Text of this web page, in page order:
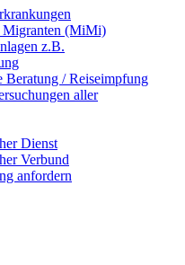
(MiMi)
z.B.
Beratung / Reiseimpfung
aller
Dienst
Verbund
anfordern